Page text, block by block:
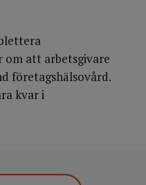
om att arbetsgivare
företagshälsovård.
kvar i